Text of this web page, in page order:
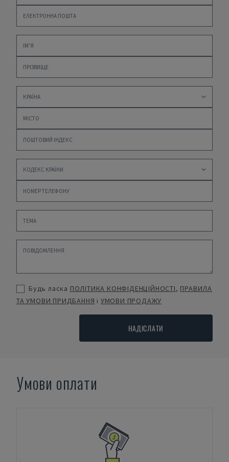
Будь ласка ПОЛІТИКА КОНФІДЕНЦІЙНОСТІ, ПРАВИЛА
ТА УМОВИ ПРИДБАННЯ і УМОВИ ПРОДАЖУ
НАДІСЛАТИ
Умови оплати